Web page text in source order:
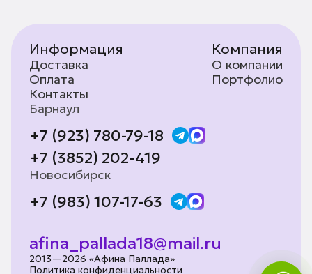
Информация
Доставка
Оплата
Контакты
Компания
О компании
Портфолио
Барнаул
+7 (923) 780-79-18
+7 (3852) 202-419
Новосибирск
+7 (983) 107-17-63
afina_pallada18@mail.ru
2013—2026 «Афина Паллада»
Политика конфиденциальности